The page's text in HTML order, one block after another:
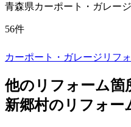
青森県カーポート・ガレー
56件
カーポート・ガレージリフ
他のリフォーム箇
新郷村のリフォー